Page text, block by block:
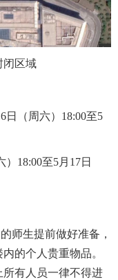
闭区域
日（周 六） 18:00至5
） 18:00至5月 17日
师生提前做好准备，
的个人贵重物品。
所有 人员一律不得进